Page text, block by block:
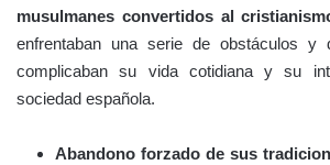
musulmanes convertidos al
enfrentaban una serie de obstáculos y
complicaban su vida cotidiana y su
sociedad española.
Abandono forzado de sus